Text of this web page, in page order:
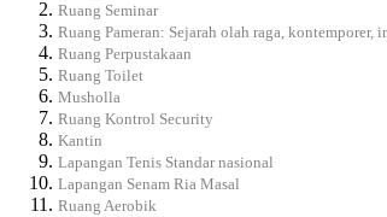
Ruang Seminar
Ruang Pameran: Sejarah olah raga,
Ruang Perpustakaan
Ruang Toilet
Musholla
Ruang Kontrol Security
Kantin
Lapangan Tenis Standar nasional
Lapangan Senam Ria Masal
Ruang Aerobik